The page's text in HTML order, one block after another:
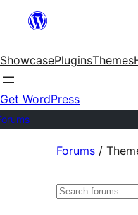
content
ShowcasePluginsThemes
Get WordPress
Forums /
Search